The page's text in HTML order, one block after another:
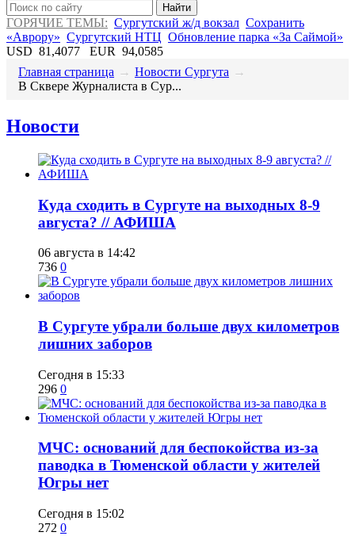
Найти
ГОРЯЧИЕ ТЕМЫ: Сургутский ж/д вокзал Сохранить
«Аврору» Сургутский НТЦ Обновление парка «За Саймой»
USD 81,4077 EUR 94,0585
Главная страница → Новости Сургута →
​В Сквере Журналиста в Сур...
Новости
​Куда сходить в Сургуте на выходных 8-9
августа? // АФИША
06 августа в 14:42
736 0
​В Сургуте убрали больше двух километров
лишних заборов
Сегодня в 15:33
296 0
​МЧС: оснований для беспокойства из-за
паводка в Тюменской области у жителей
Югры нет
Сегодня в 15:02
272 0